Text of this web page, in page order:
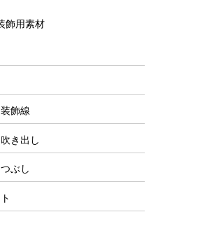
飾用素材
飾線
き出し
ぶし